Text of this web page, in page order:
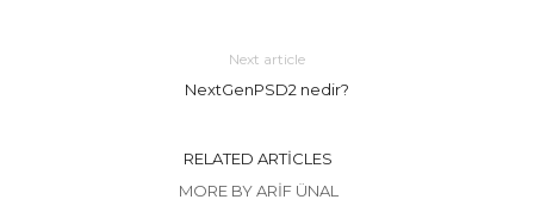
Next article
NextGenPSD2 nedir?
RELATED ARTICLES
MORE BY ARIF ÜNAL